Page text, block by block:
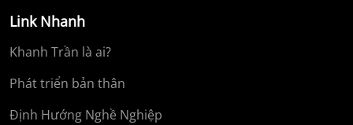
Link Nhanh
Khanh Trần là ai?
Phát triển bản thân
Định Hướng Nghề Nghiệp